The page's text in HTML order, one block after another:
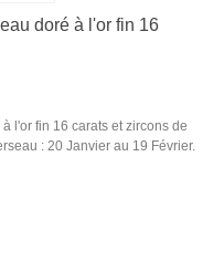
doré à l'or fin 16
l'or fin 16 carats et zircons de
: 20 Janvier au 19 Février.